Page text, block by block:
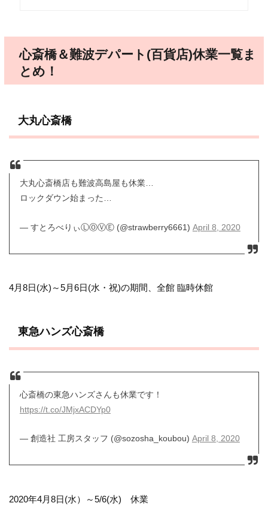
心斎橋＆難波デパート(百貨店)休業一覧ま
とめ！
大丸心斎橋
大丸心斎橋店も難波高島屋も休業…
ロックダウン始まった…
— すとろべりぃⓁⓄⓋⒺ (@strawberry6661) April 8, 2020
4月8日(水)～5月6日(水・祝)の期間、全館 臨時休館
東急ハンズ心斎橋
心斎橋の東急ハンズさんも休業です！
https://t.co/JMjxACDYp0
— 創造社 工房スタッフ (@sozosha_koubou) April 8, 2020
2020年4月8日(水）～5/6(水) 休業